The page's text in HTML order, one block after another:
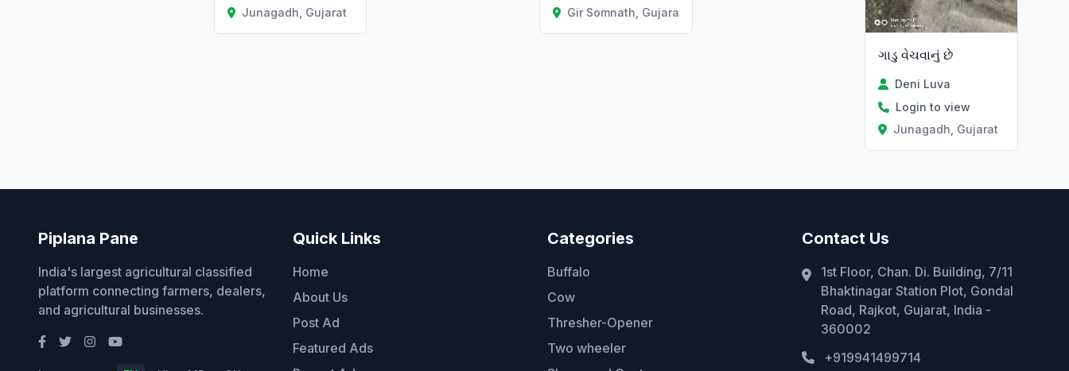
Junagadh, Gujarat
Gir Somnath, Gujarat
ગાડુ વેચવાનું છે
Deni Luva
Login to view
Junagadh, Gujarat
Piplana Pane
India's largest agricultural classified
platform connecting farmers, dealers,
and agricultural businesses.
Quick Links
Home
About Us
Post Ad
Featured Ads
Categories
Buffalo
Cow
Thresher-Opener
Two wheeler
Contact Us
1st Floor, Chan. Di. Building, 7/11
Bhaktinagar Station Plot, Gondal
Road, Rajkot, Gujarat, India -
360002
+919941499714